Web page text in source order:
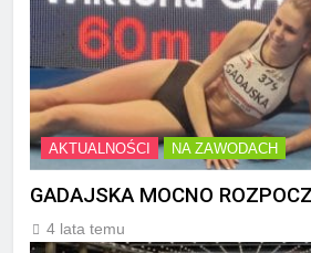
AKTUALNOŚCI NA ZAWODACH
GADAJSKA MOCNO
4 lata temu